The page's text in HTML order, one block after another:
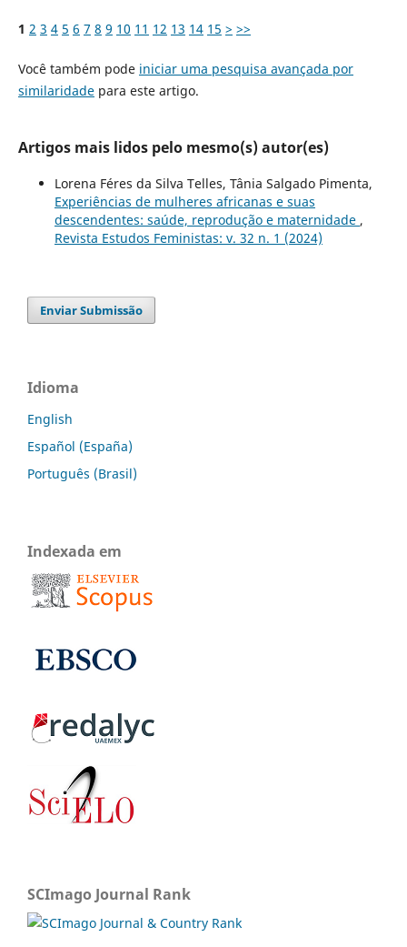
1 2 3 4 5 6 7 8 9 10 11 12 13 14 15 > >>
Você também pode iniciar uma pesquisa avançada por
similaridadepara este artigo.
Artigos mais lidos pelo mesmo(s) autor(es)
Lorena Féres da Silva Telles, Tânia Salgado Pimenta,
Experiências de mulheres africanas e suas
descendentes: saúde, reprodução e maternidade ,
Revista Estudos Feministas: v. 32 n. 1 (2024)
Enviar Submissão
Idioma
English
Español (España)
Português (Brasil)
Indexada em
SCImago Journal Rank